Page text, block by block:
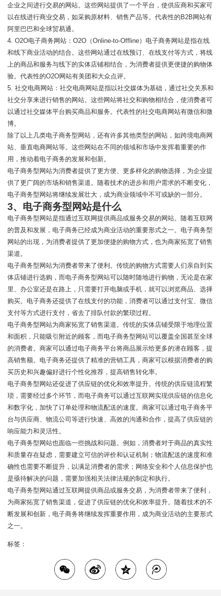
企业之间进行交易的网站。这些网站提供了一个平台，使供应商和买家可
以在线进行商业交易，如采购原材料、销售产品等。代表性的B2B网站有
阿里巴巴和全球贸易通。
4. O2O电子商务网站：O2O（Online-to-Offline）电子商务网站是指在线
和线下商业活动的结合。这些网站通过在线预订、在线支付等方式，将线
上的商品和服务与线下的实体店铺相结合，为消费者提供更便捷的购物体
验。代表性的O2O网站有美团和大众点评。
5. 社交电商网站：社交电商网站是指以社交媒体为基础，通过社交关系和
社交分享来进行销售的网站。这些网站将社交和购物相结合，使消费者可
以通过社交媒体平台购买商品和服务。代表性的社交电商网站有微信和微
博。
除了以上几类电子商务型网站，还有许多其他类型的网站，如跨境电商网
站、垂直电商网站等。这些网站在不同的领域和市场中发挥着重要的作
用，推动着电子商务的发展和创新。
电子商务型网站为消费者提供了更方便、更多样化的购物选择，为企业提
供了更广阔的市场和销售渠道。随着技术的进步和用户需求的不断变化，
电子商务型网站将继续发展壮大，成为商业领域中不可或缺的一部分。
3、电子商务型网站是什么
电子商务型网站是指通过互联网提供商品或服务交易的网站。随着互联网
的普及和发展，电子商务已经成为商业活动的重要形式之一。电子商务型
网站的出现，为消费者提供了更加便捷的购物方式，也为商家拓宽了销售
渠道。
电子商务型网站为消费者带来了便利。传统的购物方式需要人们亲自到实
体店铺进行选购，而电子商务型网站可以随时随地进行购物，无论是在家
里、办公室还是在路上，只需要打开电脑或手机，就可以浏览商品、选择
购买。电子商务还提供了在线支付的功能，消费者可以通过支付宝、微信
支付等方式进行支付，省去了排队付款的繁琐过程。
电子商务型网站为商家拓宽了销售渠道。传统的实体店铺受限于地理位置
和面积，只能吸引附近的顾客，而电子商务型网站可以覆盖全国甚至全球
的消费者。商家可以通过电子商务平台将商品展示给更多的潜在顾客，提
高销售额。电子商务还提供了精准的营销工具，商家可以根据消费者的购
买历史和兴趣偏好进行个性化推荐，提高销售转化率。
电子商务型网站还促进了供应链的优化和效率提升。传统的供应链流程繁
琐，需要经过多个环节，而电子商务可以通过互联网实现供应链的信息化
和数字化，加快了订单处理和物流配送的速度。商家可以通过电子商务平
台与供应商、物流公司等进行快速、高效的沟通和合作，提高了供应链的
响应能力和灵活性。
电子商务型网站也面临一些挑战和问题。例如，消费者对于商品的真实性
和质量存在疑虑，需要建立可信的评价和认证机制；物流配送的速度和准
确性也需要不断提升，以满足消费者的需求；网络安全和个人信息保护也
是亟待解决的问题，需要加强相关法律法规的制定和执行。
电子商务型网站通过互联网提供商品或服务交易，为消费者带来了便利，
为商家拓宽了销售渠道，促进了供应链的优化和效率提升。随着技术的不
断发展和创新，电子商务将继续发挥重要作用，成为商业活动的主要形式
之一。
标签：